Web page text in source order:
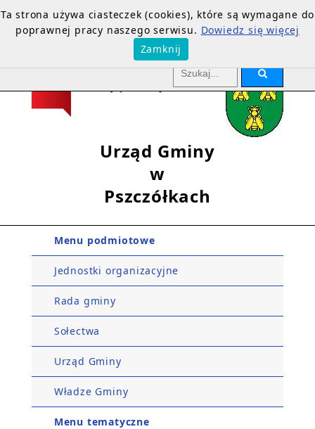
Urząd Gminy
w
Pszczółkach
Menu podmiotowe
Jednostki organizacyjne
Rada gminy
Sołectwa
Urząd Gminy
Władze Gminy
Menu tematyczne
Ta strona używa ciasteczek (cookies), które są wymagane do
poprawnej pracy naszego serwisu. Dowiedz się więcej
Zamknij